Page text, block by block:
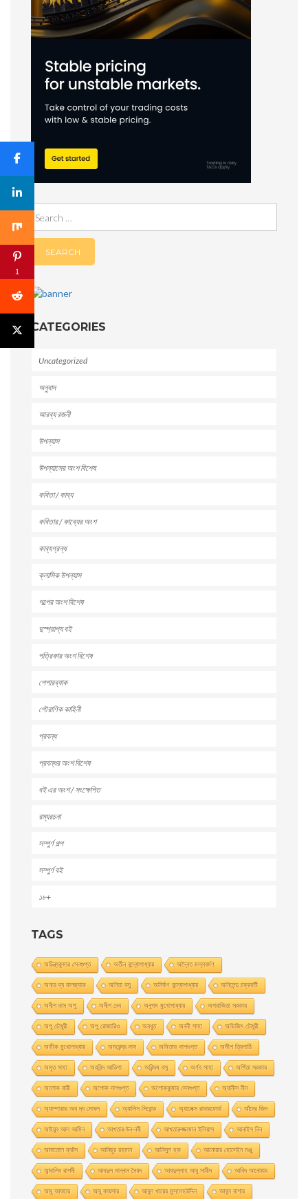
Search
for:
CATEGORIES
Uncategorized
অনুবাদ
আরব্য রজনী
উপন্যাস
উপন্যাসের অংশ বিশেষ
কবিতা / কাব্য
কবিতার / কাব্যের অংশ
কাব্যগ্রন্থ
ক্লাসিক উপন্যাস
গল্পের অংশ বিশেষ
দুস্প্রাপ্য বই
পত্রিকার অংশ বিশেষ
পেপারব্যাক
পৌরাণিক কাহিনী
প্রবন্ধ
প্রবন্ধর অংশ বিশেষ
বই এর অংশ / সংক্ষেপিত
রম্যরচনা
সম্পুর্ণ গল্প
সম্পুর্ণ বই
১৮+
TAGS
অচিন্ত্যকুমার সেনগুপ্ত অতীন বন্দ্যোপাধ্যায় অদ্বৈত মল্লবর্মণ
অনরে দ্য বালজ্যাক অনিতা বসু অনির্বাণ বন্দ্যোপাধ্যায় অনিলেন্দু চক্রবর্তী
অনীশ দাস অপু অনীশ দেব অনুপম মুখোপাধ্যায় অপরাজিতা সরকার
অপু চৌধুরী অপু রােজারিও অবধূত অবনী সাহা অভিজিৎ চৌধুরী
অভীক মুখোপাধ্যায় অমরেন্দ্র দাস অমিতাভ দাশগুপ্ত অমীশ ত্রিপাঠি
অমৃত সাহা অরবিন্দ আডিগা অরিন্দম বসু অর্ণব সাহা অর্পিতা সরকার
অলোক বারী অশােক দাশগুপ্ত অশোককুমার সেনগুপ্ত অ্যানীস নীন
অ্যাম্পায়ার অব দ্য মােঘল অ্যালিস সিবােন্ড অ্যালেক্স রাদারফোর্ড আঁদ্রে জিদ
আইয়ুব আল আমিন আখতার-উন-নবী আখতারুজ্জামান ইলিয়াস আনাইস নিন
আনাতােল ফ্রাঁস আনিছুর রহমান আনিসুল হক আনোয়ার হোসেইন মঞ্জু
আন্দালিব রাশদী আবদুল মান্নান সৈয়দ আবদুল্লাহ আবু সায়ীদ আবিদ আনোয়ার
আবু আযহার আবু কায়সার আবুল খায়ের মুসলেহউদ্দিন আবুল বাশার
1